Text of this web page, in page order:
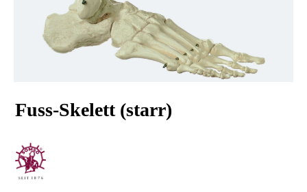
Fuss-Skelett (starr)